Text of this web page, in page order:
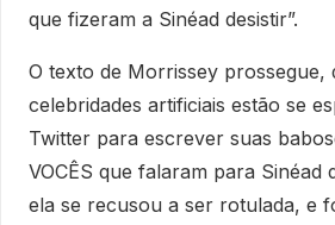
que fizeram a Sinéad desistir”.
O texto de Morrissey prossegue,
celebridades artificiais estão se
Twitter para escrever suas
VOCÊS que falaram para Sinéad
ela se recusou a ser rotulada, e